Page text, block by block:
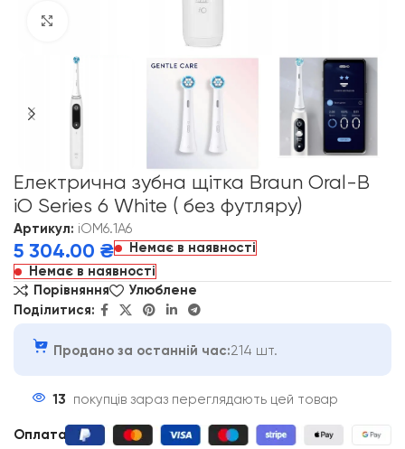
Електрична зубна щітка Braun Oral-B
iO Series 6 White ( без футляру)
Артикул: iOM6.1A6
5 304.00 ₴
Немає в наявності
Немає в наявності
Порівняння
Улюблене
Поділитися:
Продано за останній час:214 шт.
13 покупців зараз переглядають цей товар
Оплата